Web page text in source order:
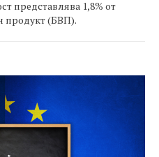
представлява 1,8% от
продукт (БВП).